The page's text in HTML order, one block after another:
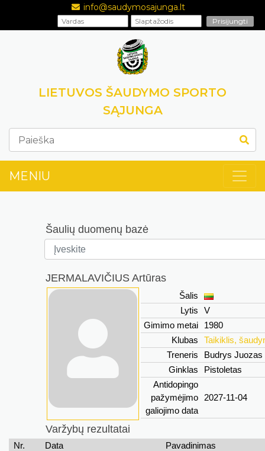
info@saudymosajunga.lt
LIETUVOS ŠAUDYMO SPORTO
SĄJUNGA
MENIU
Šaulių duomenų bazė
JERMALAVIČIUS Artūras
Šalis
Lytis
V
Gimimo metai
1980
Klubas
Taikiklis,
Treneris
Budrys Juozas
Ginklas
Pistoletas
Antidopingo
pažymėjimo
galiojimo data
2027-11-04
Varžybų rezultatai
Nr. Data
Pavadinimas